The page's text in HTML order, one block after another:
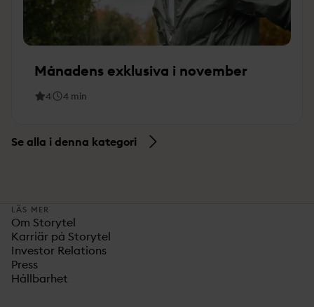
Månadens exklusiva i november
4 4 min
Se alla i denna kategori
LÄS MER
Om Storytel
Karriär på Storytel
Investor Relations
Press
Hållbarhet